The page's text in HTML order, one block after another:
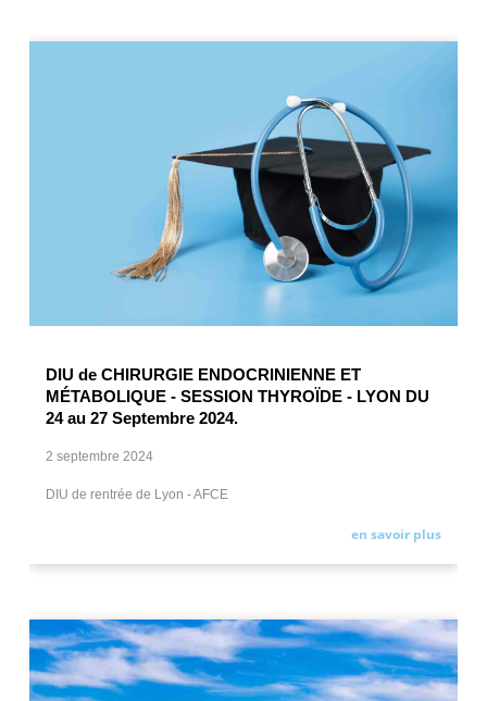
DIU de CHIRURGIE ENDOCRINIENNE ET
MÉTABOLIQUE - SESSION THYROÏDE - LYON DU
24 au 27 Septembre 2024.
2 septembre 2024
DIU de rentrée de Lyon - AFCE
en savoir plus